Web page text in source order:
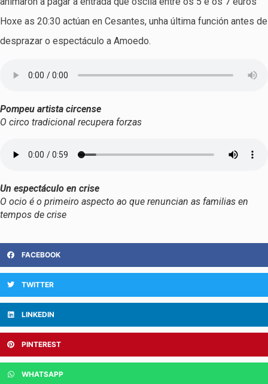
Hoxe as 20:30 actúan en Cesantes, unha última función antes de
desprazar o espectáculo a Amoedo.
Pompeu artista circense
O circo tradicional recupera forzas
Un espectáculo en crise
O ocio é o primeiro aspecto ao que renuncian as familias en
tempos de crise
FACEBOOK
TWITTER
LINKEDIN
PINTEREST
WHATSAPP